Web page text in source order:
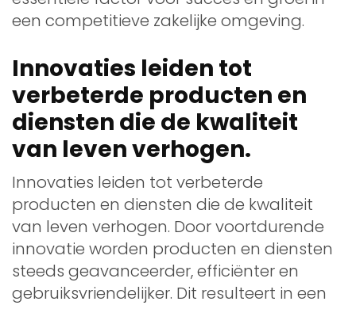
een competitieve zakelijke omgeving.
Innovaties leiden tot
verbeterde producten en
diensten die de kwaliteit
van leven verhogen.
Innovaties leiden tot verbeterde
producten en diensten die de kwaliteit
van leven verhogen. Door voortdurende
innovatie worden producten en diensten
steeds geavanceerder, efficiënter en
gebruiksvriendelijker. Dit resulteert in een